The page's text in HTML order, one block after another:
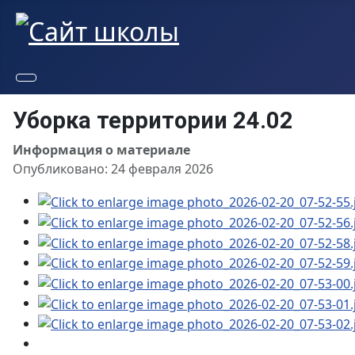
Уборка территории 24.02
Информация о материале
Опубликовано: 24 февраля 2026